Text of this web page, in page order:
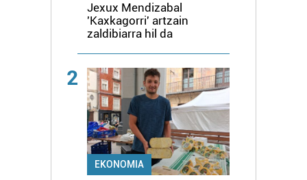
Jexux Mendizabal
'Kaxkagorri' artzain
zaldibiarra hil da
2
EKONOMIA